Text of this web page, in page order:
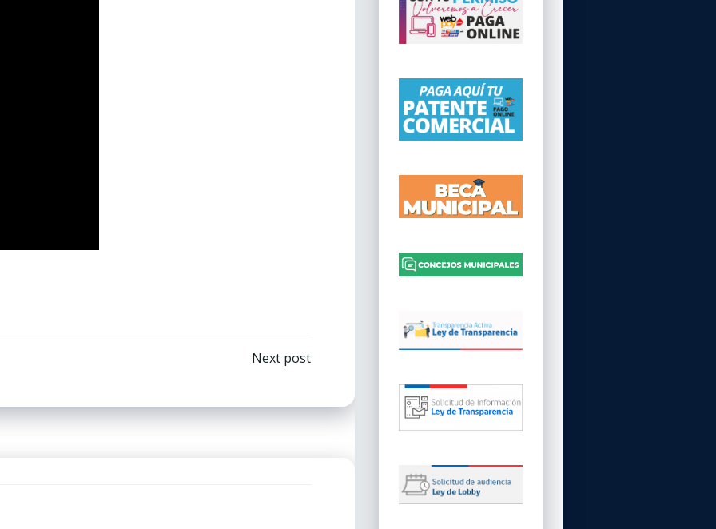
Navegación
por
Next post